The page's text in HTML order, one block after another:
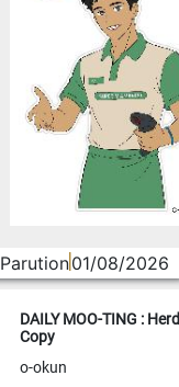
Parution01/08/2026
DAILY MOO-TING : Herd
Copy
o-okun